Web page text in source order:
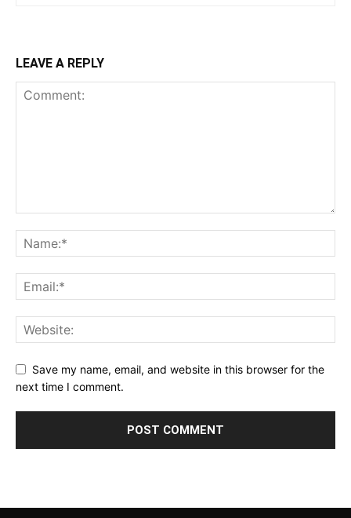
LEAVE A REPLY
Save my name, email, and website in this browser for the
next time I comment.